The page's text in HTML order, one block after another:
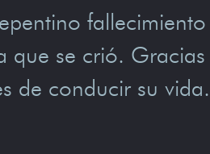
se crió.
de conducir su vida.